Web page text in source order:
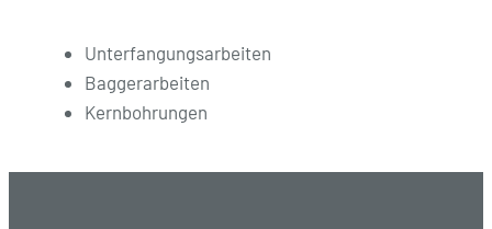
Unterfangungsarbeiten
Baggerarbeiten
Kernbohrungen